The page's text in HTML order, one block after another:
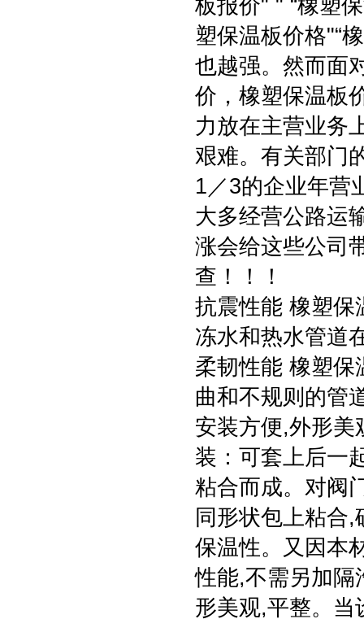
板报价" " “橡塑
塑保温板价格"“
也越强。然而面
价，橡塑保温板
力放在主营业务
艰难。有关部门
1／3的企业年营
大多经营公路运
涨会给这些公司
查！！！
抗震性能 橡塑保
冻水和热水管道
柔韧性能 橡塑保
曲和不规则的管
安装方便,外形美
装：可套上后一
粘合而成。对阀
同形状包上粘合
保温性。又因本
性能,不需另加隔
形美观,平整。当